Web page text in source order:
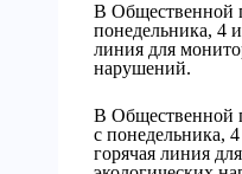
В Общественной
понедельника, 4
линия для
нарушений.
В Общественной
с понедельника,
горячая линия